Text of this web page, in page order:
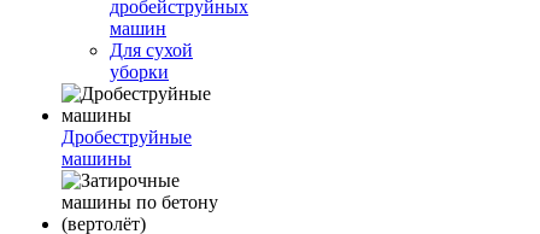
дробейструйных
машин
Для сухой
уборки
Дробеструйные
машины